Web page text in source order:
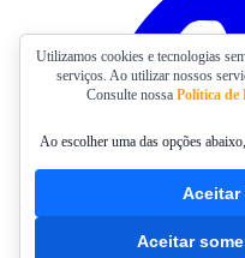
Utilizamos cookies e tecnologias
serviços. Ao utilizar nossos
Consulte nossa Política de
Ao escolher uma das opções
Aceitar